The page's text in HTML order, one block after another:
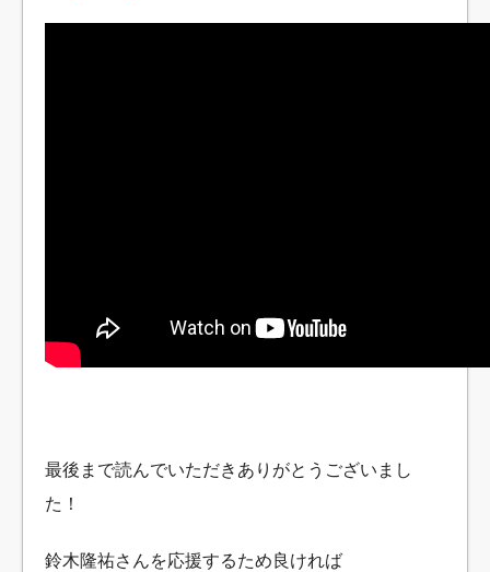
最後まで読んでいただきありがとうございまし
た！
鈴木隆祐さんを応援するため良ければ